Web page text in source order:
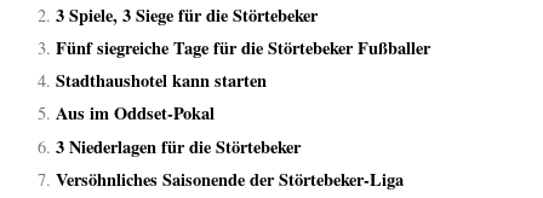
3 Spiele, 3 Siege für die Störtebeker
Fünf siegreiche Tage für die Störtebeker Fußballer
Stadthaushotel kann starten
Aus im Oddset-Pokal
3 Niederlagen für die Störtebeker
Versöhnliches Saisonende der Störtebeker-Liga